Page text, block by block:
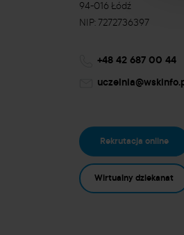
94-016 Łódź
NIP: 7272736397
+48 42 687 00 44
Rekrutacja online
Wirtualny dziekanat